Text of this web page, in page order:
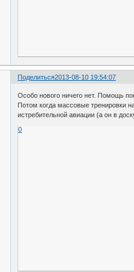
Поделиться2013-08-10 19:54:07
Особо нового ничего нет. Помощь
Потом когда массовые тренировки
истребительной авиации (а он в
0